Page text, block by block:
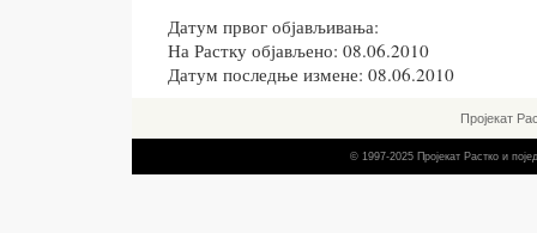
Датум првог објављивања:
На Растку објављено: 08.06.2010
Датум последње измене: 08.06.2010
Пројекат
© 1997-2025 Пројекат Растко и